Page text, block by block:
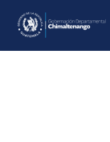
Saltar